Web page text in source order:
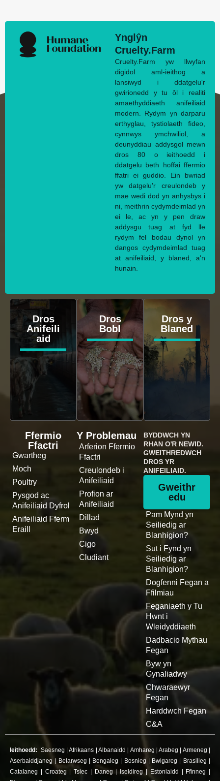
Ynglŷn
Cruelty.Farm
Cruelty.Farm yw llwyfan
digidol aml-ieithog a
lansiwyd i ddatgelu'r
gwirionedd y tu ôl i realiti
amaethyddiaeth anifeiliaid
modern. Rydym yn darparu
erthyglau, tystiolaeth fideo,
cynnwys ymchwiliol, a
deunyddiau addysgol mewn
dros 80 o ieithoedd i
ddatgelu beth hoffai ffermio
ffatri ei guddio. Ein bwriad
yw datgelu'r creulondeb y
mae wedi dod yn anhysbys i
ni, meithrin cydymdeimlad yn
ei le, ac yn y pen draw
addysgu tuag at fyd lle
rydym fel bodau dynol yn
dangos cydymdeimlad tuag
at anifeiliaid, y blaned, a'n
hunain.
Dros
Anifeili
aid
Dros
Bobl
Dros y
Blaned
Ffermio
Ffactri
Gwartheg
Moch
Poultry
Pysgod ac
Anifeiliaid Dyfrol
Anifeiliaid Fferm
Eraill
Y Problemau
Arferion Ffermio
Ffactri
Creulondeb i
Anifeiliaid
Profion ar
Anifeiliaid
Dillad
Bwyd
Cigo
Cludiant
BYDDWCH YN
RHAN O'R NEWID.
GWEITHREDWCH
DROS YR
ANIFEILIAID.
Gweithr
edu
Pam Mynd yn
Seiliedig ar
Blanhigion?
Sut i Fynd yn
Seiliedig ar
Blanhigion?
Dogfenni Fegan a
Ffilmiau
Feganiaeth y Tu
Hwnt i
Wleidyddiaeth
Dadbacio Mythau
Fegan
Byw yn
Gynaliadwy
Chwaraewyr
Fegan
Harddwch Fegan
C&A
Ieithoedd: Saesneg |Afrikaans Albanaidd Amhareg |Arabeg Armeneg
Aserbaiddjaneg
Belarwseg Bengaleg Bosnieg Bwlgareg Brasilieg
Catalaneg
Croateg |Tsiec Daneg Iseldireg Estoniaidd Ffinneg